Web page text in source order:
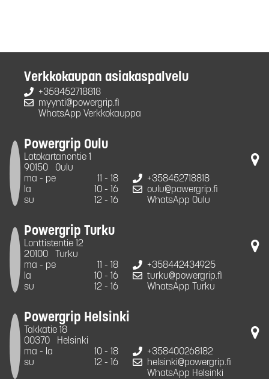
Verkkokaupan asiakaspalvelu
+358452718818
myynti@powergrip.fi
WhatsApp Verkkokauppa
Powergrip Oulu
Latokartanontie 1
90150
Oulu
ma - pe
11 - 18
la
10 - 16
su
12 - 16
+358452718818
oulu@powergrip.fi
WhatsApp Oulu
Powergrip Turku
Lonttistentie 12
20100
Turku
ma - pe
11 - 18
la
10 - 16
su
12 - 16
+358442434925
turku@powergrip.fi
WhatsApp Turku
Powergrip Helsinki
Takkatie 18
00370
Helsinki
ma - la
10 - 18
su
12 - 16
+358400268182
helsinki@powergrip.fi
WhatsApp Helsinki